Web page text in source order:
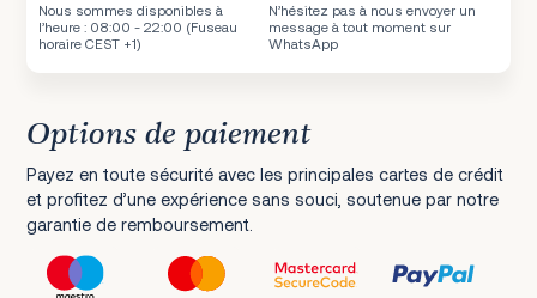
Nous sommes disponibles à
l’heure : 08:00 - 22:00 (Fuseau
horaire CEST +1)
N’hésitez pas à nous envoyer un
message à tout moment sur
WhatsApp
Options de paiement
Payez en toute sécurité avec les principales cartes de crédit
et profitez d’une expérience sans souci, soutenue par notre
garantie de remboursement.